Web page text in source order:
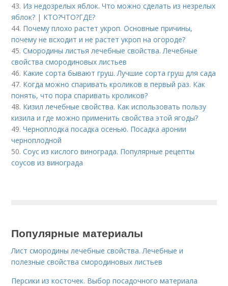
43. Из недозрелых яблок. Что можно сделать из незрелых
яблок? | КТО?ЧТО?ГДЕ?
44. Почему плохо растет укроп. Основные причины,
почему не всходит и не растет укроп на огороде?
45.Смородины листья лечебные свойства. Лечебные
свойства смородиновых листьев
46. Какие сорта бывают груш. Лучшие сорта груш для сада
47. Когда можно спаривать кроликов в первый раз. Как
понять, что пора спаривать кроликов?
48. Кизил лечебные свойства. Как использовать пользу
кизила и где можно применить свойства этой ягоды?
49.Черноплодка посадка осенью. Посадка аронии
черноплодной
50.Соус из кислого винограда. Популярные рецепты
соусов из винограда
Популярные материалы
Лист смородины лечебные свойства. Лечебные и
полезные свойства смородиновых листьев
Персики из косточек. Выбор посадочного материала